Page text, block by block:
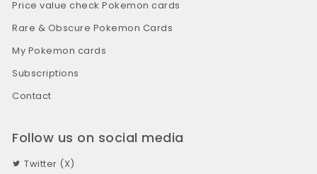
Price value check Pokemon cards
Rare & Obscure Pokemon Cards
My Pokemon cards
Subscriptions
Contact
Follow us on social media
Twitter (X)